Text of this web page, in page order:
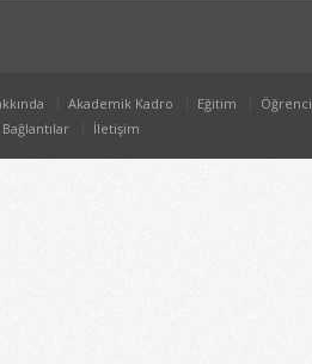
Akademik Kadro Eğitim Öğrenci
Bağlantılar İletişim